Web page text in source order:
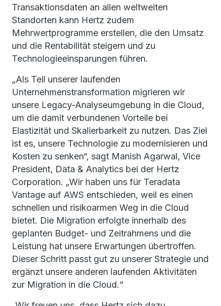
Transaktionsdaten an allen weltweiten
Standorten kann Hertz zudem
Mehrwertprogramme erstellen, die den Umsatz
und die Rentabilität steigern und zu
Technologieeinsparungen führen.
„Als Teil unserer laufenden
Unternehmenstransformation migrieren wir
unsere Legacy-Analyseumgebung in die Cloud,
um die damit verbundenen Vorteile bei
Elastizität und Skalierbarkeit zu nutzen. Das Ziel
ist es, unsere Technologie zu modernisieren und
Kosten zu senken“, sagt Manish Agarwal, Vice
President, Data & Analytics bei der Hertz
Corporation. „Wir haben uns für Teradata
Vantage auf AWS entschieden, weil es einen
schnellen und risikoarmen Weg in die Cloud
bietet. Die Migration erfolgte innerhalb des
geplanten Budget- und Zeitrahmens und die
Leistung hat unsere Erwartungen übertroffen.
Dieser Schritt passt gut zu unserer Strategie und
ergänzt unsere anderen laufenden Aktivitäten
zur Migration in die Cloud.“